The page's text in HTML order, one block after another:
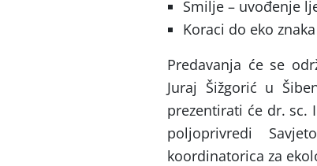
Smilje – uvođenje
Koraci do eko
Predavanja će se
Juraj Šižgorić u
prezentirati će dr. sc.
poljoprivredi
koordinatorica za